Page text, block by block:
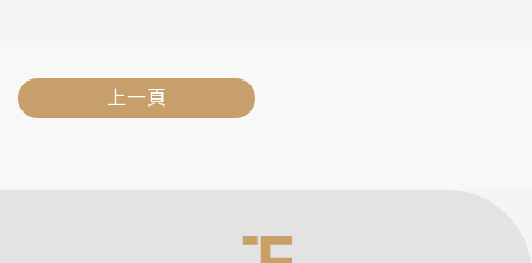
上一頁